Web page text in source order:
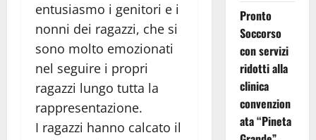
entusiasmo i genitori e i
nonni dei ragazzi, che si
sono molto emozionati
nel seguire i propri
ragazzi lungo tutta la
rappresentazione.
I ragazzi hanno calcato il
Pronto
Soccorso
con servizi
ridotti alla
clinica
convenzion
ata “Pineta